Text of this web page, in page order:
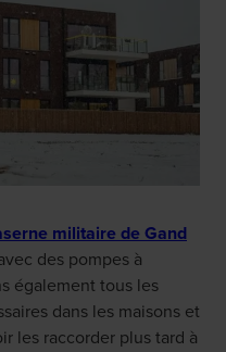
militaire de Gand
des pompes à
également tous les
dans les maisons et
les raccorder plus tard à